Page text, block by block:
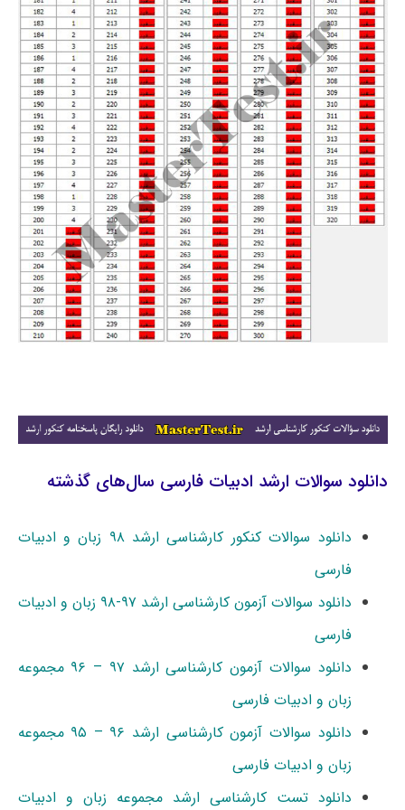
دانلود سوالات ارشد ادبیات فارسی سال‌های گذشته
دانلود سوالات کنکور کارشناسی ارشد ۹۸ زبان و ادبیات
فارسی
دانلود سوالات آزمون کارشناسی ارشد ۹۷-۹۸ زبان و ادبیات
فارسی
دانلود سوالات آزمون کارشناسی ارشد ۹۷ – ۹۶ مجموعه
زبان و ادبیات فارسی
دانلود سوالات آزمون کارشناسی ارشد ۹۶ – ۹۵ مجموعه
زبان و ادبیات فارسی
دانلود تست کارشناسی ارشد مجموعه زبان و ادبیات